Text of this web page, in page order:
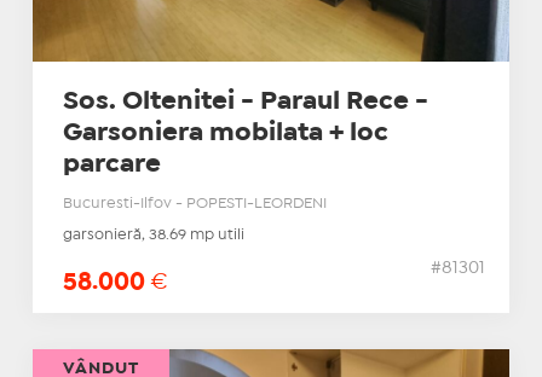
Sos. Oltenitei - Paraul Rece -
Garsoniera mobilata + loc
parcare
Bucuresti-Ilfov - POPESTI-LEORDENI
garsonieră, 38.69 mp utili
58.000 €
#81301
VÂNDUT